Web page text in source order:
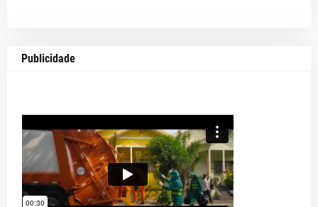
Publicidade